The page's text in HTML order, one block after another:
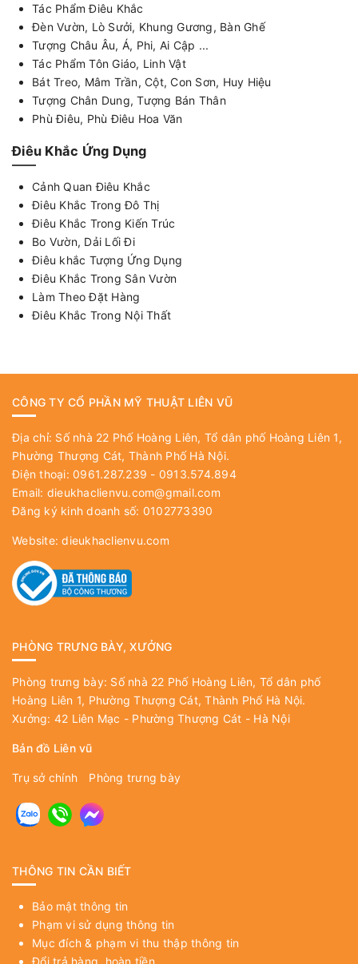
Tác Phẩm Điêu Khắc
Đèn Vườn, Lò Sưởi, Khung Gương, Bàn Ghế
Tượng Châu Âu, Á, Phi, Ai Cập ...
Tác Phẩm Tôn Giáo, Linh Vật
Bát Treo, Mâm Trần, Cột, Con Sơn, Huy Hiệu
Tượng Chân Dung, Tượng Bán Thân
Phù Điêu, Phù Điêu Hoa Văn
Điêu Khắc Ứng Dụng
Cảnh Quan Điêu Khắc
Điêu Khắc Trong Đô Thị
Điêu Khắc Trong Kiến Trúc
Bo Vườn, Dải Lối Đi
Điêu khắc Tượng Ứng Dụng
Điêu Khắc Trong Sân Vườn
Làm Theo Đặt Hàng
Điêu Khắc Trong Nội Thất
CÔNG TY CỔ PHẦN MỸ THUẬT LIÊN VŨ
Địa chỉ: Số nhà 22 Phố Hoàng Liên, Tổ dân phố Hoàng Liên 1,
Phường Thượng Cát, Thành Phố Hà Nội.
Điện thoại: 0961.287.239 - 0913.574.894
Email: dieukhaclienvu.com@gmail.com
Đăng ký kinh doanh số: 0102773390
Website:dieukhaclienvu.com
PHÒNG TRƯNG BÀY, XƯỞNG
Phòng trưng bày: Số nhà 22 Phố Hoàng Liên, Tổ dân phố
Hoàng Liên 1, Phường Thượng Cát, Thành Phố Hà Nội.
Xưởng: 42 Liên Mạc - Phường Thượng Cát - Hà Nội
Bản đồ Liên vũ
Trụ sở chính Phòng trưng bày
THÔNG TIN CẦN BIẾT
Bảo mật thông tin
Phạm vi sử dụng thông tin
Mục đích & phạm vi thu thập thông tin